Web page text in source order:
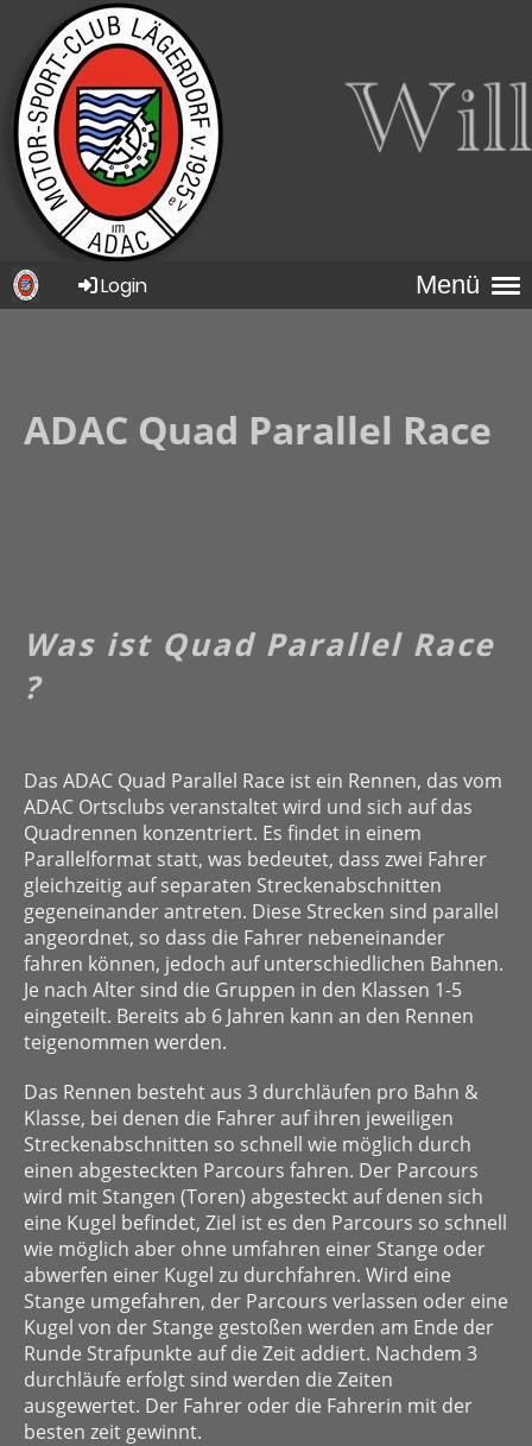
Menü
Login
ADAC Quad Parallel Race
Was ist Quad Parallel Race
?
Das ADAC Quad Parallel Race ist ein Rennen, das vom
ADAC Ortsclubs veranstaltet wird und sich auf das
Quadrennen konzentriert. Es findet in einem
Parallelformat statt, was bedeutet, dass zwei Fahrer
gleichzeitig auf separaten Streckenabschnitten
gegeneinander antreten. Diese Strecken sind parallel
angeordnet, so dass die Fahrer nebeneinander
fahren können, jedoch auf unterschiedlichen Bahnen.
Je nach Alter sind die Gruppen in den Klassen 1-5
eingeteilt. Bereits ab 6 Jahren kann an den Rennen
teigenommen werden.
Das Rennen besteht aus 3 durchläufen pro Bahn &
Klasse, bei denen die Fahrer auf ihren jeweiligen
Streckenabschnitten so schnell wie möglich durch
einen abgesteckten Parcours fahren. Der Parcours
wird mit Stangen (Toren) abgesteckt auf denen sich
eine Kugel befindet, Ziel ist es den Parcours so schnell
wie möglich aber ohne umfahren einer Stange oder
abwerfen einer Kugel zu durchfahren. Wird eine
Stange umgefahren, der Parcours verlassen oder eine
Kugel von der Stange gestoßen werden am Ende der
Runde Strafpunkte auf die Zeit addiert. Nachdem 3
durchläufe erfolgt sind werden die Zeiten
ausgewertet. Der Fahrer oder die Fahrerin mit der
besten zeit gewinnt.